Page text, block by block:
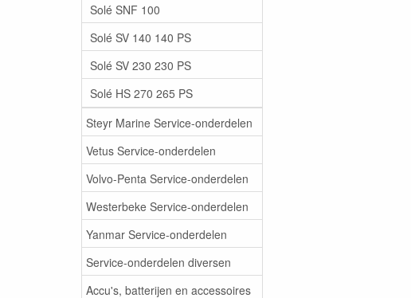
Solé SNF 100
Solé SV 140 140 PS
Solé SV 230 230 PS
Solé HS 270 265 PS
Steyr Marine Service-onderdelen
Vetus Service-onderdelen
Volvo-Penta Service-onderdelen
Westerbeke Service-onderdelen
Yanmar Service-onderdelen
Service-onderdelen diversen
Accu's, batterijen en accessoires